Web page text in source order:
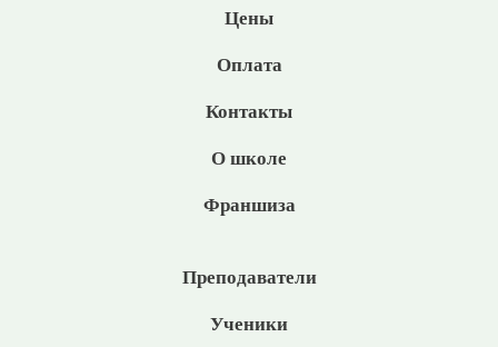
Цены
Оплата
Контакты
О школе
Франшиза
Преподаватели
Ученики